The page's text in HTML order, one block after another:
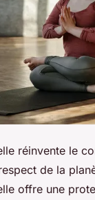
réinvente le
de la
offre une